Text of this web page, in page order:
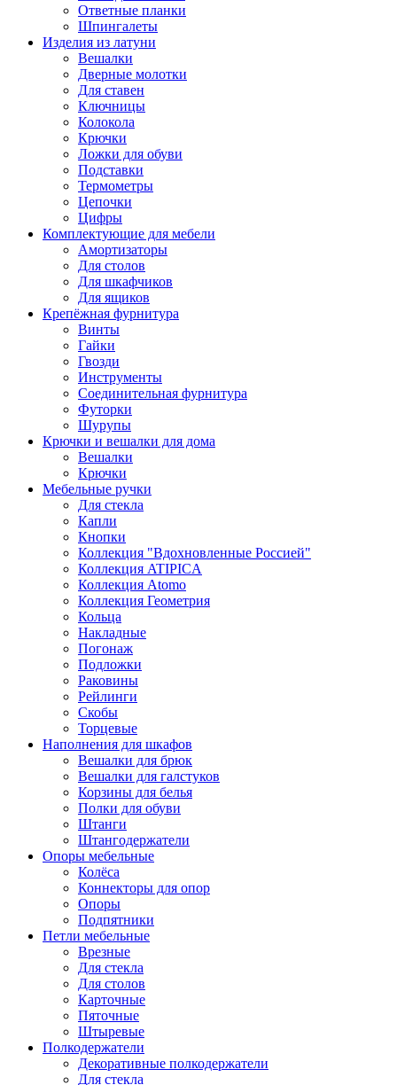
Ответные планки
Шпингалеты
Изделия из латуни
Вешалки
Дверные молотки
Для ставен
Ключницы
Колокола
Крючки
Ложки для обуви
Подставки
Термометры
Цепочки
Цифры
Комплектующие для мебели
Амортизаторы
Для столов
Для шкафчиков
Для ящиков
Крепёжная фурнитура
Винты
Гайки
Гвозди
Инструменты
Соединительная фурнитура
Футорки
Шурупы
Крючки и вешалки для дома
Вешалки
Крючки
Мебельные ручки
Для стекла
Капли
Кнопки
Коллекция "Вдохновленные Россией"
Коллекция ATIPICA
Коллекция Atomo
Коллекция Геометрия
Кольца
Накладные
Погонаж
Подложки
Раковины
Рейлинги
Скобы
Торцевые
Наполнения для шкафов
Вешалки для брюк
Вешалки для галстуков
Корзины для белья
Полки для обуви
Штанги
Штангодержатели
Опоры мебельные
Колёса
Коннекторы для опор
Опоры
Подпятники
Петли мебельные
Врезные
Для стекла
Для столов
Карточные
Пяточные
Штыревые
Полкодержатели
Декоративные полкодержатели
Для стекла